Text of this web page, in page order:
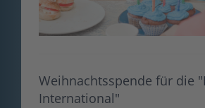
Weihnachtsspende für die
International"